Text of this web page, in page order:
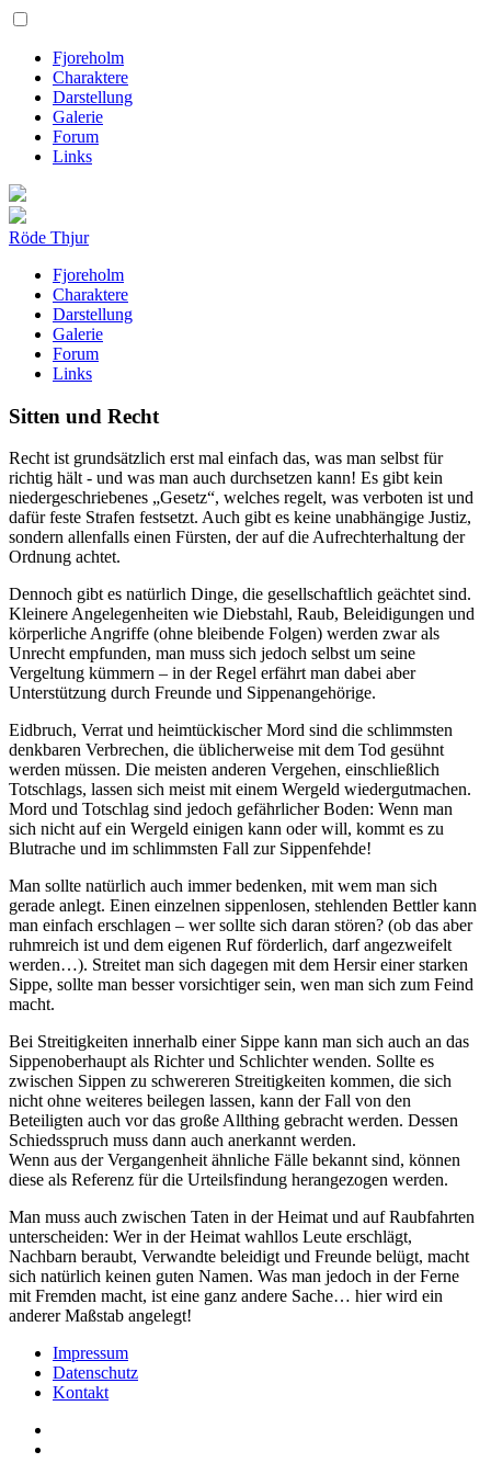
Fjoreholm
Charaktere
Darstellung
Galerie
Forum
Links
Röde Thjur
Fjoreholm
Charaktere
Darstellung
Galerie
Forum
Links
Sitten und Recht
Recht ist grundsätzlich erst mal einfach das, was man selbst für
richtig hält - und was man auch durchsetzen kann! Es gibt kein
niedergeschriebenes „Gesetz“, welches regelt, was verboten ist und
dafür feste Strafen festsetzt. Auch gibt es keine unabhängige Justiz,
sondern allenfalls einen Fürsten, der auf die Aufrechterhaltung der
Ordnung achtet.
Dennoch gibt es natürlich Dinge, die gesellschaftlich geächtet sind.
Kleinere Angelegenheiten wie Diebstahl, Raub, Beleidigungen und
körperliche Angriffe (ohne bleibende Folgen) werden zwar als
Unrecht empfunden, man muss sich jedoch selbst um seine
Vergeltung kümmern – in der Regel erfährt man dabei aber
Unterstützung durch Freunde und Sippenangehörige.
Eidbruch, Verrat und heimtückischer Mord sind die schlimmsten
denkbaren Verbrechen, die üblicherweise mit dem Tod gesühnt
werden müssen. Die meisten anderen Vergehen, einschließlich
Totschlags, lassen sich meist mit einem Wergeld wiedergutmachen.
Mord und Totschlag sind jedoch gefährlicher Boden: Wenn man
sich nicht auf ein Wergeld einigen kann oder will, kommt es zu
Blutrache und im schlimmsten Fall zur Sippenfehde!
Man sollte natürlich auch immer bedenken, mit wem man sich
gerade anlegt. Einen einzelnen sippenlosen, stehlenden Bettler kann
man einfach erschlagen – wer sollte sich daran stören? (ob das aber
ruhmreich ist und dem eigenen Ruf förderlich, darf angezweifelt
werden…). Streitet man sich dagegen mit dem Hersir einer starken
Sippe, sollte man besser vorsichtiger sein, wen man sich zum Feind
macht.
Bei Streitigkeiten innerhalb einer Sippe kann man sich auch an das
Sippenoberhaupt als Richter und Schlichter wenden. Sollte es
zwischen Sippen zu schwereren Streitigkeiten kommen, die sich
nicht ohne weiteres beilegen lassen, kann der Fall von den
Beteiligten auch vor das große Allthing gebracht werden. Dessen
Schiedsspruch muss dann auch anerkannt werden.
Wenn aus der Vergangenheit ähnliche Fälle bekannt sind, können
diese als Referenz für die Urteilsfindung herangezogen werden.
Man muss auch zwischen Taten in der Heimat und auf Raubfahrten
unterscheiden: Wer in der Heimat wahllos Leute erschlägt,
Nachbarn beraubt, Verwandte beleidigt und Freunde belügt, macht
sich natürlich keinen guten Namen. Was man jedoch in der Ferne
mit Fremden macht, ist eine ganz andere Sache… hier wird ein
anderer Maßstab angelegt!
Impressum
Datenschutz
Kontakt